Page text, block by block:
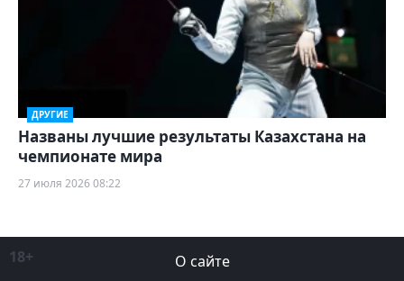
ДРУГИЕ
Названы лучшие результаты Казахстана на
чемпионате мира
27 июля 2026 08:22
18+
О сайте